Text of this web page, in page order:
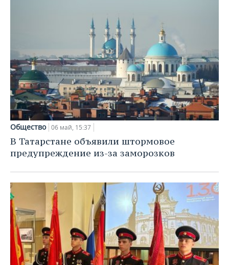
Общество 06 май, 15:37
В Татарстане объявили штормовое
предупреждение из-за заморозков